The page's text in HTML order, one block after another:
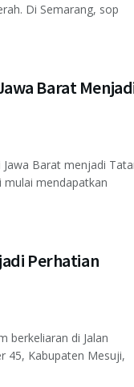
Di Semarang, sop
Barat
Barat menjadi
mulai mendapatkan
Perhatian
berkeliaran di Jalan
45, Kabupaten Mesuji,